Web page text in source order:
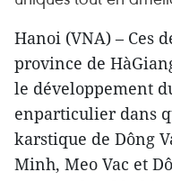
Hanoi (VNA) – Ces
province de
le développement
enparticulier dans
karstique de Dông
Minh, Meo Vac et